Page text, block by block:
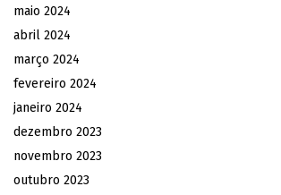
maio 2024
abril 2024
março 2024
fevereiro 2024
janeiro 2024
dezembro 2023
novembro 2023
outubro 2023